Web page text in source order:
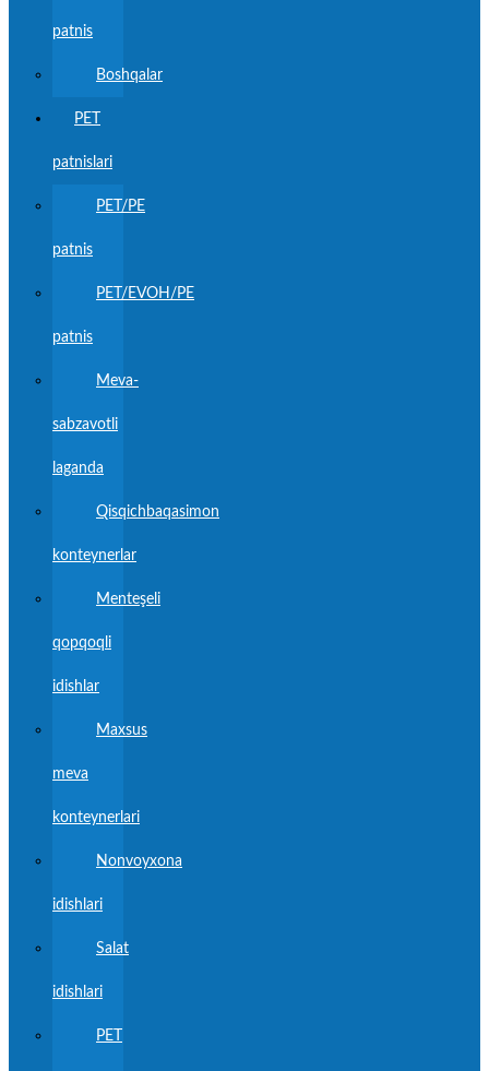
patnis
Boshqalar
PET
patnislari
PET/PE
patnis
PET/EVOH/PE
patnis
Meva-
sabzavotli
laganda
Qisqichbaqasimon
konteynerlar
Menteşeli
qopqoqli
idishlar
Maxsus
meva
konteynerlari
Nonvoyxona
idishlari
Salat
idishlari
PET